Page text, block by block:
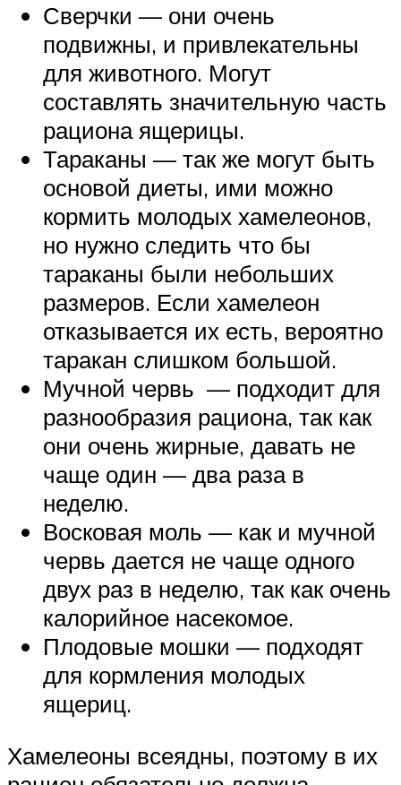
Сверчки — они очень
подвижны, и привлекательны
для животного. Могут
составлять значительную часть
рациона ящерицы.
Тараканы — так же могут быть
основой диеты, ими можно
кормить молодых хамелеонов,
но нужно следить что бы
тараканы были небольших
размеров. Если хамелеон
отказывается их есть, вероятно
таракан слишком большой.
Мучной червь — подходит для
разнообразия рациона, так как
они очень жирные, давать не
чаще один — два раза в
неделю.
Восковая моль — как и мучной
червь дается не чаще одного
двух раз в неделю, так как очень
калорийное насекомое.
Плодовые мошки — подходят
для кормления молодых
ящериц.
Хамелеоны всеядны, поэтому в их